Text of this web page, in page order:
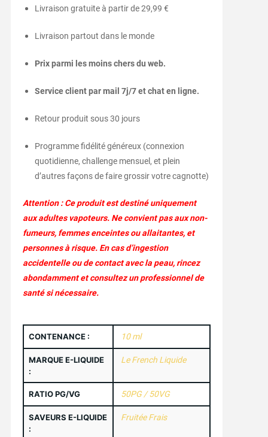
Livraison gratuite à partir de 29,99 €
Livraison partout dans le monde
Prix parmi les moins chers du web.
Service client par mail 7j/7 et chat en ligne.
Retour produit sous 30 jours
Programme fidélité généreux (connexion
quotidienne, challenge mensuel, et plein
d’autres façons de faire grossir votre cagnotte)
Attention : Ce produit est destiné uniquement
aux adultes vapoteurs. Ne convient pas aux non-
fumeurs, femmes enceintes ou allaitantes, et
personnes à risque. En cas d’ingestion
accidentelle ou de contact avec la peau, rincez
abondamment et consultez un professionnel de
santé si nécessaire.
CONTENANCE : 10 ml
MARQUE E-LIQUIDE
:
Le French Liquide
RATIO PG/VG 50PG / 50VG
SAVEURS E-LIQUIDE
:
Fruitée Frais